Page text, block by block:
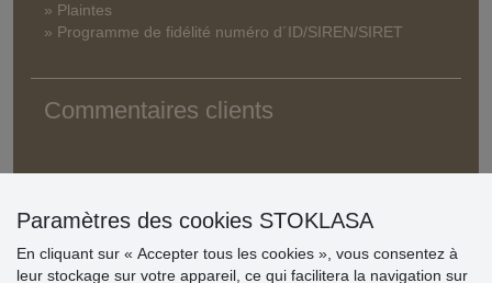
» Plaintes
» Programme de fidélité numéro d´ID/SIREN/SIRET
Commentaires clients
Paramètres des cookies STOKLASA
En cliquant sur « Accepter tous les cookies », vous consentez à
leur stockage sur votre appareil, ce qui facilitera la navigation sur